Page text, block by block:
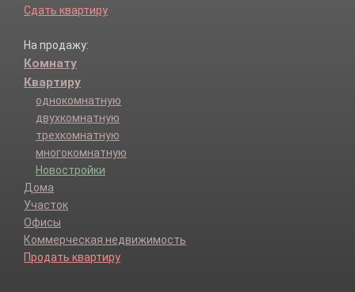
Сдать квартиру
На продажу:
Комнату
Квартиру
однокомнатную
двухкомнатную
трехкомнатную
многокомнатную
Новостройки
Дома
Участок
Офисы
Коммерческая недвижимость
Продать квартиру